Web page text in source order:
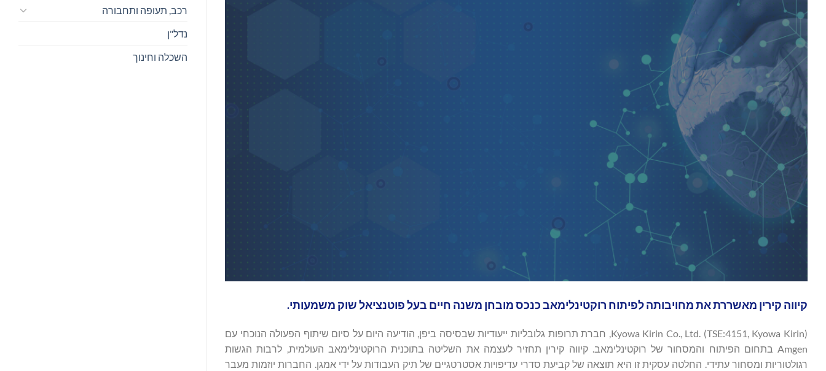
קיווה קירין מאשררת את מחויבותה לפיתוח רוקטינלימאב כנכס מובחן משנה חיים בעל פוטנציאל שוק משמעותי.
Kyowa Kirin Co., Ltd. (TSE:4151, Kyowa Kirin), חברת תרופות גלובליות ייעודיות שבסיסה ביפן, הודיעה היום על סיום שיתוף הפעולה הנוכחי עם
Amgen בתחום הפיתוח והמסחור של רוקטינלימאב. קיווה קירין תחזיר לעצמה את השליטה בתוכנית הרוקטינלימאב העולמית, לרבות הגשות
רגולטוריות ומסחור עתידי. החלטה עסקית זו היא תוצאה של קביעת סדרי עדיפויות אסטרטגיים של תיק העבודות על ידי אמגן. החברות יוזמות מעבר
רכב, תעופה ותחבורה
נדל"ן
השכלה וחינוך